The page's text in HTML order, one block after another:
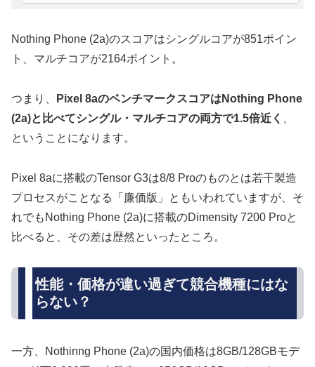
Nothing Phone (2a)のスコアはシングルコアが851ポイン
ト、マルチコアが2164ポイント。
つまり、
Pixel 8aのベンチマークスコアはNothing Phone
(2a)と比べてシングル・マルチコアの両方で1.5倍近く
ということになります。
Pixel 8aに搭載のTensor G3は8/8 Proのものとは若干製造
プロセスがことなる「廉価版」ともいわれていますが、そ
れでもNothing Phone (2a)に搭載のDimensity 7200 Proと
比べると、その差は歴然といったところ。
性能・価格が違い過ぎて競合機種にはな
らない？
一方、Nothinng Phone (2a)の国内価格は8GB/128GBモデ